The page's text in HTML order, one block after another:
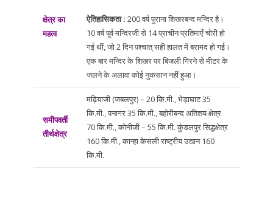
क्षेत्र का
महत्व
ऐतिहासिकता : 200 वर्ष पुराना शिखरबन्द मन्दिर है।
10 वर्ष पूर्व मन्दिरजी से 14 प्राचीन प्रतिमाएँ चोरी हो
गई थीं, जो 2 दिन पश्चात् सही हालत में बरामद हो गई।
एक बार मन्दिर के शिखर पर बिजली गिरने से मीटर के
जलने के अलावा कोई नुकसान नहीं हुआ।
समीपवर्ती
तीर्थक्षेत्र
मढ़ियाजी (जबलपुर) – 20 कि.मी., भेड़ाघाट 35
कि.मी., पनागर 35 कि.मी., बहोरीबन्द अतिशय क्षेत्र
70 कि.मी., कोनीजी – 55 कि.मी. कुंडलपुर सिद्धक्षेत्र
160 कि.मी., कान्हा केसली राष्ट्रीय उद्यान 160
कि.मी.